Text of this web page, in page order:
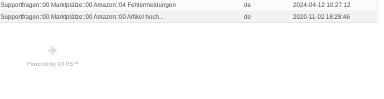
Supportfragen::00 Marktplätze::00 Amazon::04 Fehlermeldungen de
2024-04-12 10:27:12
Supportfragen::00 Marktplätze::00 Amazon::00 Artikel hoch... de 2020-11-02 18:28:46
Powered by OTRS™